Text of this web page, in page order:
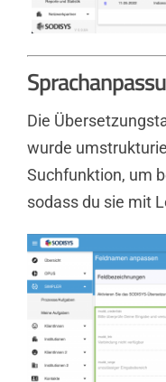
Die
wurde
Suchfunktion, um
sodass du sie mit